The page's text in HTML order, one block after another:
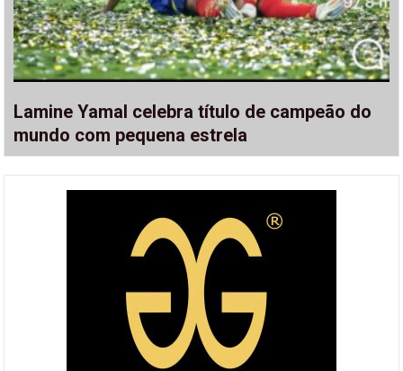
Lamine Yamal celebra título de campeão do
mundo com pequena estrela